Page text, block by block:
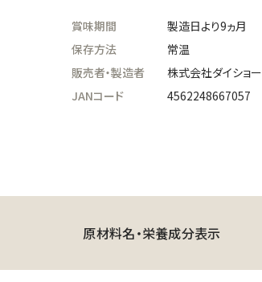
賞味期間
製造日より9ヵ月
保存方法
常温
販売者・製造者
株式会社ダイショー
JANコード
4562248667057
原材料名・栄養成分表示